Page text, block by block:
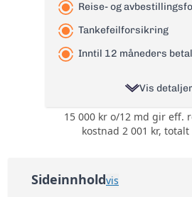
Reise- og
Tankefeilforsikring
Inntil 12 måneders
Vis
Bonus:
Ingen
Forsikring:
15 000 kr o/12 md gir eff.
kostnad 2 001 kr, totalt
Sideinnholdvis